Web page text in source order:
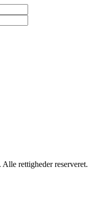
rettigheder reserveret.